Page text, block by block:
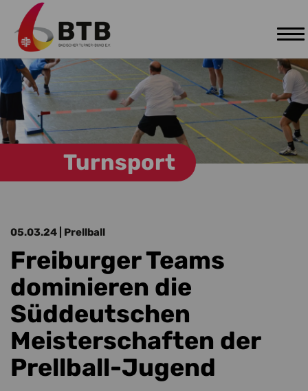
Zum Hauptinhalt springen
Turnsport
05.03.24 | Prellball
Freiburger Teams
dominieren die
Süddeutschen
Meisterschaften der
Prellball-Jugend